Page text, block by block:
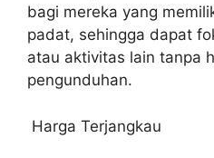
bagi mereka yang
padat, sehingga dapat
atau aktivitas lain tanpa
pengunduhan.
Harga Terjangkau